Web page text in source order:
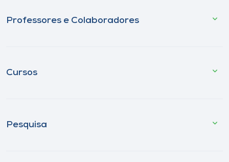
Professores e Colaboradores
Cursos
Pesquisa